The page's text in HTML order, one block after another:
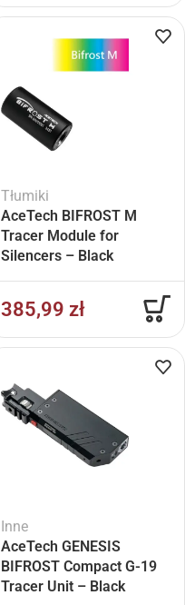
Tłumiki
AceTech BIFROST M
Tracer Module for
Silencers – Black
385,99 zł
Inne
AceTech GENESIS
BIFROST Compact G-19
Tracer Unit – Black